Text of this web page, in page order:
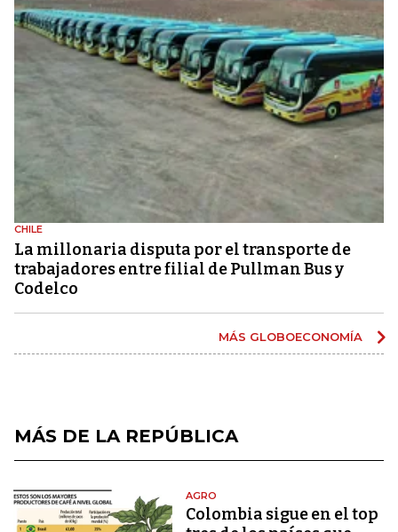
CHILE
La millonaria disputa por el transporte de
trabajadores entre filial de Pullman Bus y
Codelco
MÁS GLOBOECONOMÍA
MÁS DE LA REPÚBLICA
AGRO
Colombia sigue en el top